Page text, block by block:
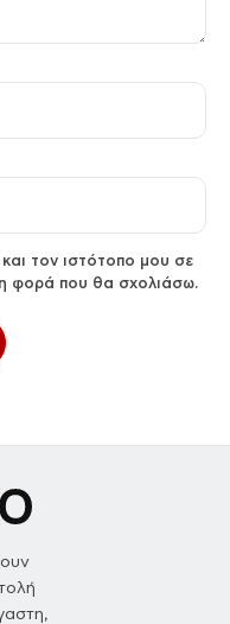
τον ιστότοπο μου σε
φορά που θα σχολιάσω.